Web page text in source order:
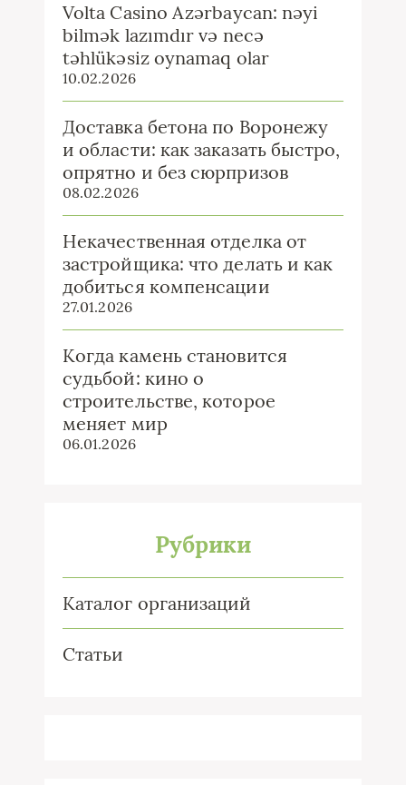
Volta Casino Azərbaycan: nəyi
bilmək lazımdır və necə
təhlükəsiz oynamaq olar
10.02.2026
Доставка бетона по Воронежу
и области: как заказать быстро,
опрятно и без сюрпризов
08.02.2026
Некачественная отделка от
застройщика: что делать и как
добиться компенсации
27.01.2026
Когда камень становится
судьбой: кино о
строительстве, которое
меняет мир
06.01.2026
Рубрики
Каталог организаций
Статьи